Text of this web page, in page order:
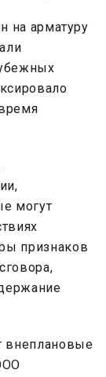
на арматуру
могут
признаков
внеплановые